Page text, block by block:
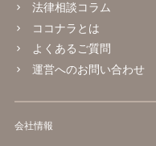
法律相談コラム
ココナラとは
よくあるご質問
運営へのお問い合わせ
会社情報